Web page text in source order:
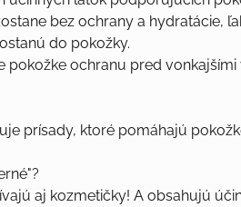
bez ochrany a hydratácie,
do pokožky.
pokožke ochranu pred
prísady, ktoré pomáhajú
aj kozmetičky! A obsahujú